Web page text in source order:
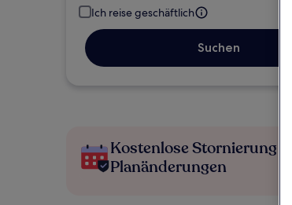
Ich reise geschäftlich
Suchen
Kostenlose Stornierung bei
Planänderungen